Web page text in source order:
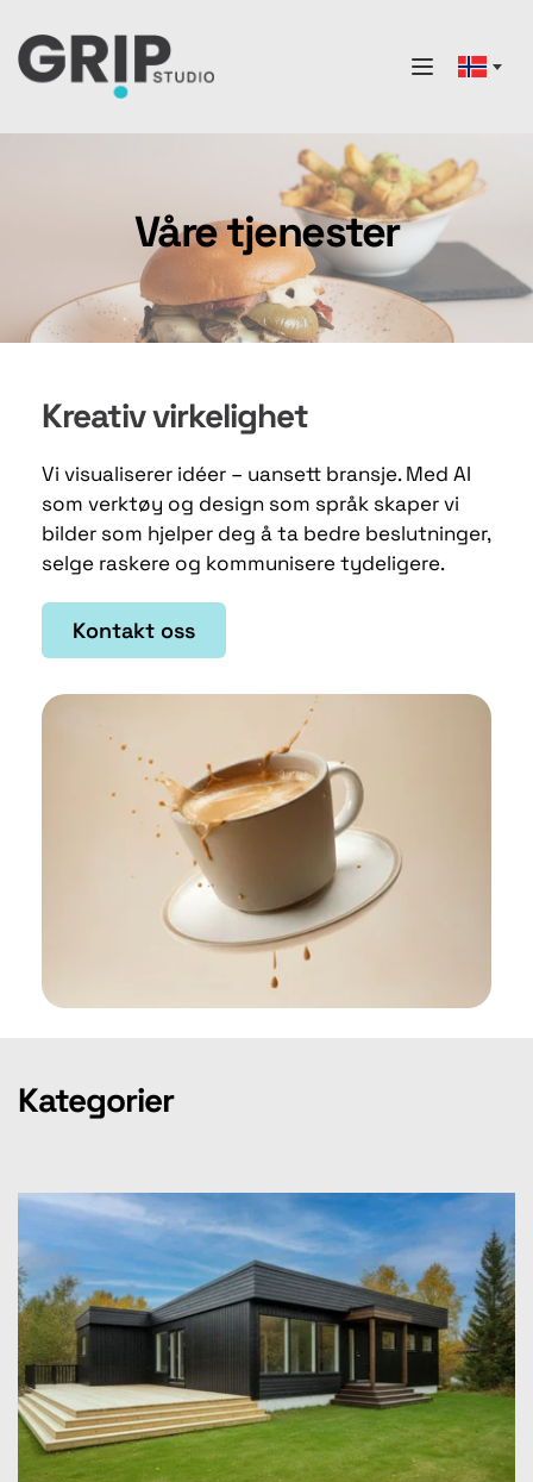
Våre tjenester
Kreativ virkelighet
Vi visualiserer idéer – uansett bransje. Med AI
som verktøy og design som språk skaper vi
bilder som hjelper deg å ta bedre beslutninger,
selge raskere og kommunisere tydeligere.
Kontakt oss
Kategorier